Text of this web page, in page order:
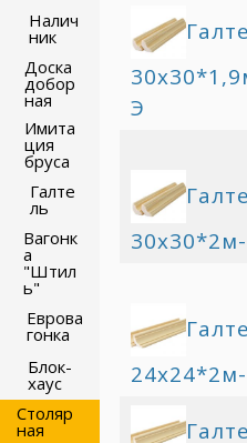
Налич
ник
Доска
добор
ная
Имита
ция
бруса
Галте
ль
Вагонк
а
"Штил
ь"
Еврова
гонка
Блок-
хаус
Столяр
ная
Э